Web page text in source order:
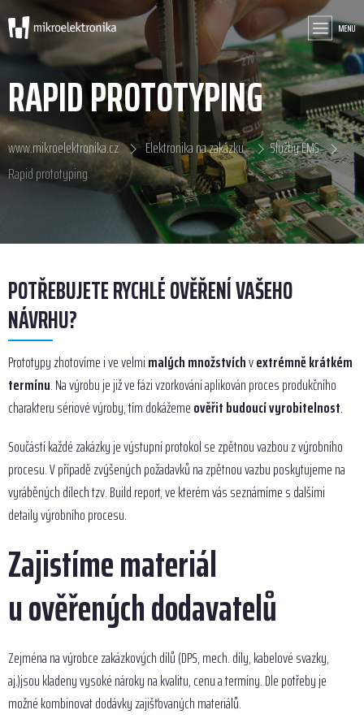
MENU
RAPID PROTOTYPING
www.mikroelektronika.cz Elektronika na zakázku
Služby EMS
Rapid prototyping
POTŘEBUJETE RYCHLÉ OVĚŘENÍ VAŠEHO
NÁVRHU?
Prototypy zhotovíme i ve velmimalých množstvíchvextrémně krátkém
termínu. Na výrobu je již ve fázi vzorkování aplikován proces produkčního
charakteru sériové výroby, tím dokážemeověřit budoucí vyrobitelnost.
Součástí každé zakázky je výstupní protokol se zpětnou vazbou z výrobního
procesu. V případě zvýšených požadavků na zpětnou vazbu poskytujeme na
vyráběných dílech tzv. Build report, ve kterém vás seznámíme s dalšími
detaily výrobního procesu.
Zajistíme materiál
u ověřených dodavatelů
Zejména na výrobce zakázkových dílů (DPS, mech. díly, kabelové svazky,
aj.)jsou kladeny vysoké nároky na kvalitu, cenu a termíny. Dle potřeby je
možné kombinovat dodávky zajišťovaných materiálů.